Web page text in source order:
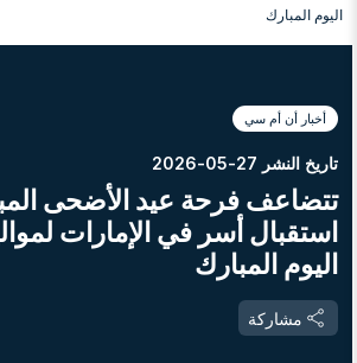
اليوم المبارك
أخبار أن أم سي
تاريخ النشر 27-05-2026
تتضاعف فرحة عيد الأضحى
استقبال أسر في الإمارات
اليوم المبارك
مشاركة